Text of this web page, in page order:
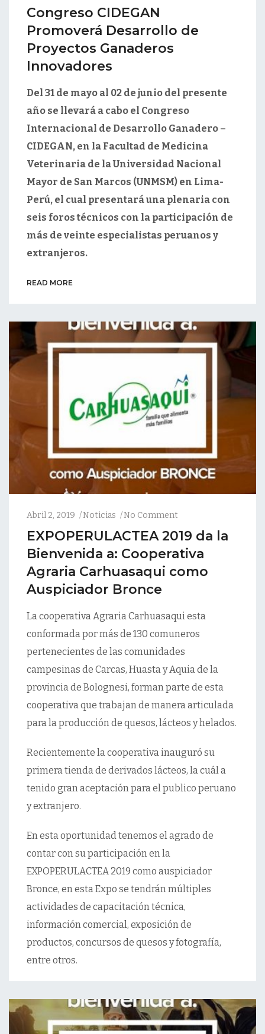
Congreso CIDEGAN
Promoverá Desarrollo de
Proyectos Ganaderos
Innovadores
Del 31 de mayo al 02 de junio del presente
año se llevará a cabo el Congreso
Internacional de Desarrollo Ganadero –
CIDEGAN, en la Facultad de Medicina
Veterinaria de la Universidad Nacional
Mayor de San Marcos (UNMSM) en Lima-
Perú, el cual presentará una plenaria con
seis foros técnicos con la participación de
más de veinte especialistas peruanos y
extranjeros.
READ MORE
Abril 2, 2019 Noticias No Comment
EXPOPERULACTEA 2019 da la
Bienvenida a: Cooperativa
Agraria Carhuasaqui como
Auspiciador Bronce
La cooperativa Agraria Carhuasaqui esta
conformada por más de 130 comuneros
pertenecientes de las comunidades
campesinas de Carcas, Huasta y Aquia de la
provincia de Bolognesi, forman parte de esta
cooperativa que trabajan de manera articulada
para la producción de quesos, lácteos y helados.
Recientemente la cooperativa inauguró su
primera tienda de derivados lácteos, la cuál a
tenido gran aceptación para el publico peruano
y extranjero.
En esta oportunidad tenemos el agrado de
contar con su participación en la
EXPOPERULACTEA 2019 como auspiciador
Bronce, en esta Expo se tendrán múltiples
actividades de capacitación técnica,
información comercial, exposición de
productos, concursos de quesos y fotografía,
entre otros.